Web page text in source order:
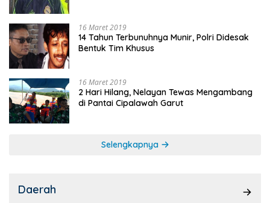
16 Maret 2019
14 Tahun Terbunuhnya Munir, Polri Didesak
Bentuk Tim Khusus
16 Maret 2019
2 Hari Hilang, Nelayan Tewas Mengambang
di Pantai Cipalawah Garut
Selengkapnya
Daerah